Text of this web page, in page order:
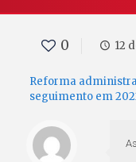
0 12
Reforma
seguimento em